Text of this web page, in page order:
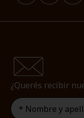
¿Querés recibir